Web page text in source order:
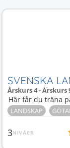
SVENSKA
Årskurs 4 - Årskurs
Här får du träna
LANDSKAP
3NIVÅER